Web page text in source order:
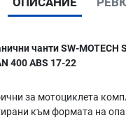
чанти SW-MOTECH
400 ABS 17-22
за мотоциклета
към формата на